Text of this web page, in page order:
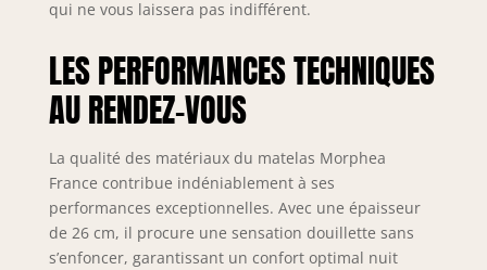
qui ne vous laissera pas indifférent.
LES PERFORMANCES TECHNIQUES
AU RENDEZ-VOUS
La qualité des matériaux du matelas Morphea
France contribue indéniablement à ses
performances exceptionnelles. Avec une épaisseur
de 26 cm, il procure une sensation douillette sans
s’enfoncer, garantissant un confort optimal nuit